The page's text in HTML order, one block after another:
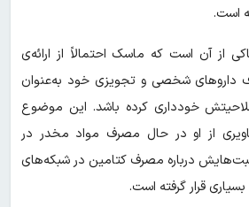
است.
از آن است که ماسک احتمالاً از ارائه‌ی
داروهای شخصی و تجویزی خود به‌عنوان
خودداری کرده باشد. این موضوع
از او در حال مصرف مواد مخدر در
درباره مصرف کتامین در شبکه‌های
قرار گرفته است.